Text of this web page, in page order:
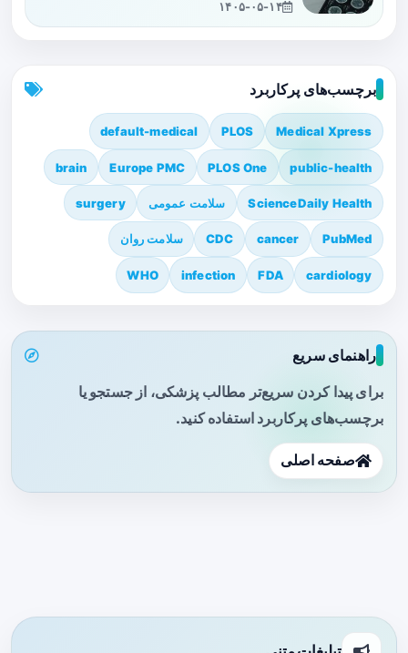
۱۴۰۵-۰۵-۱۴
برچسب‌های پرکاربرد
Medical Xpress
PLOS
default-medical
public-health
PLOS One
Europe PMC
brain
ScienceDaily Health سلامت عمومی surgery
PubMed
cancer
CDC سلامت روان
cardiology
FDA
infection
WHO
راهنمای سریع
برای پیدا کردن سریع‌تر مطالب پزشکی، از جستجو یا
برچسب‌های پرکاربرد استفاده کنید.
صفحه اصلی